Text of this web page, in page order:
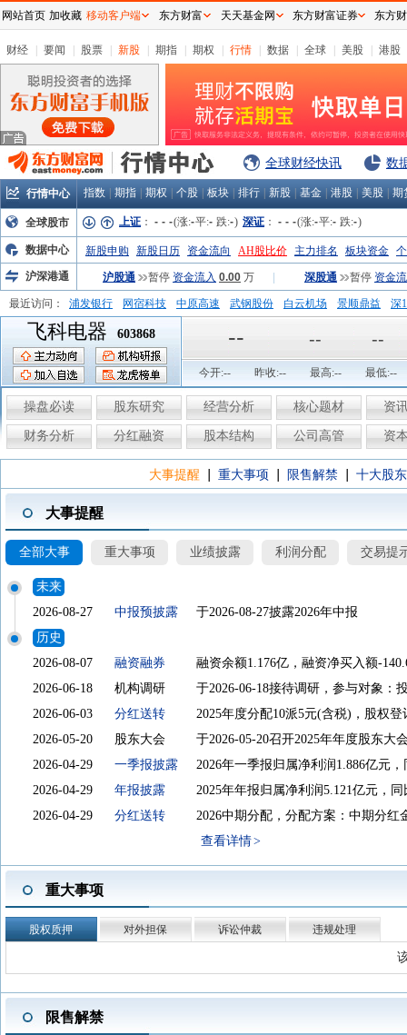
财经 要闻 股票 新股 期指 期权 行情 数据 全球 美股 港股
全球财经快讯 数
行情中心 指数 期指 期权 个股 板块 排行 新股 基金 港股 美股 期
全球股市 上证 ： - - -(涨:-平:- 跌:-) 深证 ： - - -(涨:-平:- 跌:-)
数据中心 新股申购 新股日历 资金流向 AH股比价 主力排名 板块资金
沪深港通
沪股通 暂停 资金流入 0.00 万 深股通 暂停 资金
最近访问： 浦发银行 网宿科技 中原高速 武钢股份 白云机场 景顺鼎益
深
弘业股份
富临运业
飞科电器 603868 -- -- --
今开:-- 昨收:-- 最高:-- 最低:--
操盘必读 股东研究 经营分析 核心题材 资
财务分析 分红融资 股本结构 公司高管 资
大事提醒 重大事项 限售解禁 十大股
大事提醒
全部大事 重大事项 业绩披露 利润分配 交易提
未来
2026-08-27
中报预披露
于2026-08-27披露2026年中报
历史
2026-08-07
融资融券
融资余额1.176亿，融资净买入额-
2026-06-18
机构调研
于2026-06-18接待调研，参与对象：
2026-06-03
分红送转
2025年度分配10派5元(含税)，股权
2026-05-20
股东大会
于2026-05-20召开2025年年度股东大
2026-04-29
一季报披露
2026年一季报归属净利润1.886亿元
2026-04-29
年报披露
2025年年报归属净利润5.121亿元，
2026-04-29
分红送转
2026中期分配，分配方案：中期分
查看详情
2026-04-29
股东户数
截止2026-03-31，公司A股股东户数
2025-11-13
2025-10-28
三季报披露
2025年三季报归属净利润4.571亿元
2025-08-30
中报披露
2025年中报归属净利润3.211亿元，
2025-05-20
股东大会
于2025-05-20召开2024年年度股东大
2025-04-30
重大事项
股权质押 对外担保 诉讼仲裁 违规处理
限售解禁
网站首页 加收藏 移动客户端 东方财富 天天基金网 东方财富证券 东方